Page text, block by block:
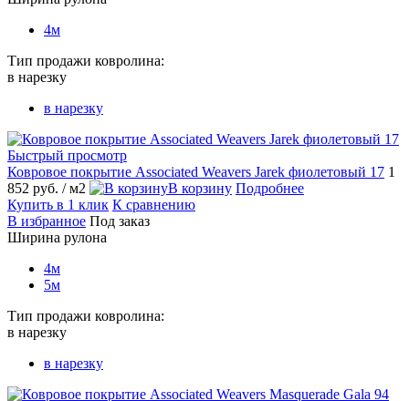
4м
Тип продажи ковролина:
в нарезку
в нарезку
Быстрый просмотр
Ковровое покрытие Associated Weavers Jarek фиолетовый 17 1
852 руб. / м2 В корзину Подробнее
Купить в 1 клик К сравнению
В избранное Под заказ
Ширина рулона
4м
5м
Тип продажи ковролина:
в нарезку
в нарезку